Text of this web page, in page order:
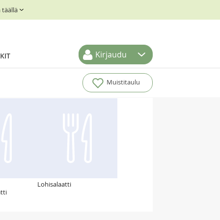
Kirjaudu
Muistitaulu
Lohisalaatti